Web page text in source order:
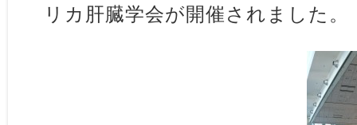
リカ肝臓学会が開催されました。